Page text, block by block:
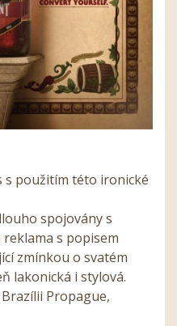
s použitím této ironické
spojovány s
s popisem
zmínkou o svatém
lakonická i stylová.
Propague,